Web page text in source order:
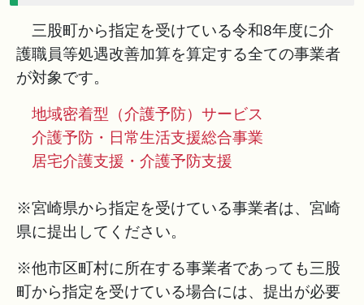
三股町から指定を受けている令和8年度に介
護職員等処遇改善加算を算定する全ての事業者
が対象です。
地域密着型（介護予防）サービス
介護予防・日常生活支援総合事業
居宅介護支援・介護予防支援
※宮崎県から指定を受けている事業者は、宮崎
県に提出してください。
※他市区町村に所在する事業者であっても三股
町から指定を受けている場合には、提出が必要